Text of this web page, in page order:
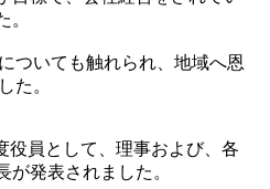
。
ついても触れられ、地域へ恩
た。
役員として、理事および、各
が発表されました。